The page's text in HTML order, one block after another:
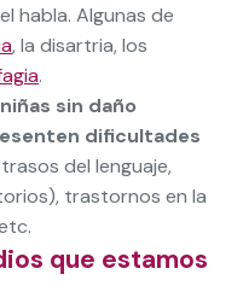
habla. Algunas de
, la disartria, los
.
sin daño
dificultades
del lenguaje,
trastornos en la
que estamos